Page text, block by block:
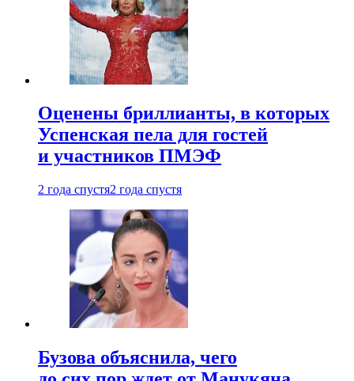
Оценены бриллианты, в которых
Успенская пела для гостей
и участников ПМЭФ
2 года спустя2 года спустя
Бузова объяснила, чего